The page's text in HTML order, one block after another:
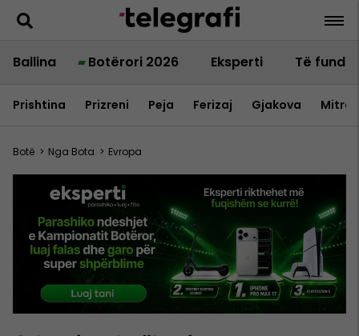
Ballina Botërori 2026 Eksperti Të fundit
Prishtina Prizreni Peja Ferizaj Gjakova
Botë > Nga Bota > Evropa